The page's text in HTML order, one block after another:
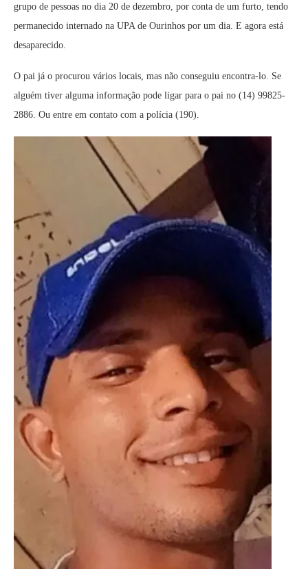
grupo de pessoas no dia 20 de dezembro, por conta de um furto, tendo
permanecido internado na UPA de Ourinhos por um dia. E agora está
desaparecido.
O pai já o procurou vários locais, mas não conseguiu encontra-lo. Se
alguém tiver alguma informação pode ligar para o pai no (14) 99825-
2886. Ou entre em contato com a polícia (190).